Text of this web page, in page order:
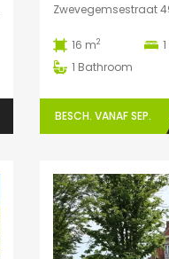
16 m2 1
1 Bathroom
BESCH. VANAF SEP.